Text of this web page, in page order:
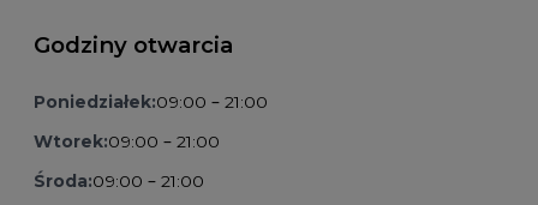
Godziny otwarcia
Poniedziałek:09:00 – 21:00
Wtorek:09:00 – 21:00
Środa:09:00 – 21:00